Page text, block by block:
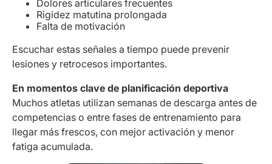
Dolores articulares frecuentes
Rigidez matutina prolongada
Falta de motivación
Escuchar estas señales a tiempo puede prevenir
lesiones y retrocesos importantes.
En momentos clave de planificación deportiva
Muchos atletas utilizan semanas de descarga antes de
competencias o entre fases de entrenamiento para
llegar más frescos, con mejor activación y menor
fatiga acumulada.